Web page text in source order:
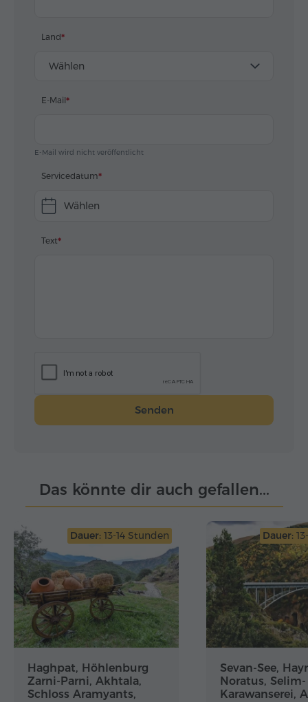
Land
Wählen
E-Mail
E-Mail wird nicht veröffentlicht
Servicedatum
Wählen
Text
Senden
Das könnte dir auch gefallen...
Dauer: 13-14 Stunden
Haghpat, Höhlenburg
Zarni-Parni, Akhtala,
Schloss Aramyants,
Dauer:
Sevan-See,
Noratus, Selim-
Karawanserei,